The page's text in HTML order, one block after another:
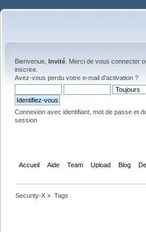
Bienvenue, Invité . Merci de vous connecter
inscrire
Avez-vous perdu votre e-mail d'activation ?
Connexion avec identifiant, mot de passe et
session
Accueil Aide Team Upload Blog
Security-X » Tags